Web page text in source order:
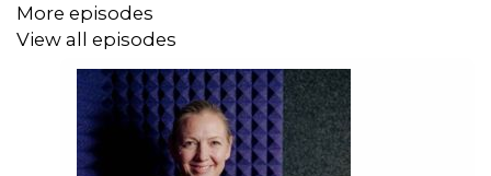
More episodes
View all episodes